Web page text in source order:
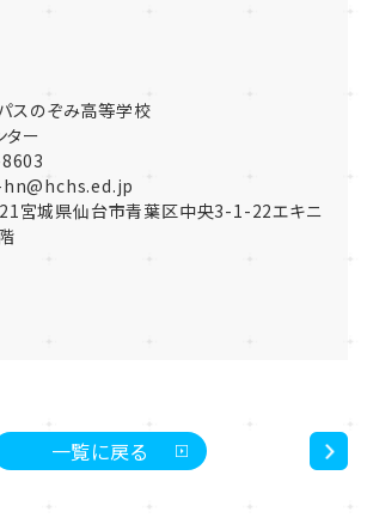
スのぞみ高等学校
ター
宮城県仙台市青葉区中央3-1-22エキニ
一覧に戻る